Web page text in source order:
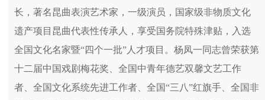
长，著名昆曲表演艺术家，一级演员，国家级非物质文化
遗产项目昆曲代表性传承人，享受国务院特殊津贴，入选
全国文化名家暨“四个一批”人才项目。杨凤一同志曾荣获第
十二届中国戏剧梅花奖、全国中青年德艺双馨文艺工作
者、全国文化系统先进工作者、全国“三八”红旗手、全国非